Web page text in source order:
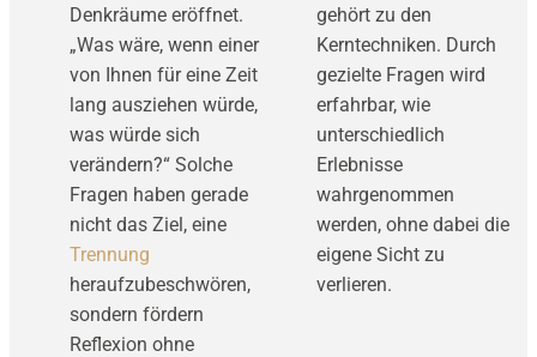
Denkräume eröffnet.
„Was wäre, wenn einer
von Ihnen für eine Zeit
lang ausziehen würde,
was würde sich
verändern?“ Solche
Fragen haben gerade
nicht das Ziel, eine
Trennung
heraufzubeschwören,
sondern fördern
Reflexion ohne
gehört zu den
Kerntechniken. Durch
gezielte Fragen wird
erfahrbar, wie
unterschiedlich
Erlebnisse
wahrgenommen
werden, ohne dabei die
eigene Sicht zu
verlieren.